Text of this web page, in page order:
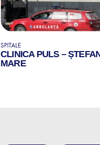
SPITALE
CLINICA PULS –
MARE